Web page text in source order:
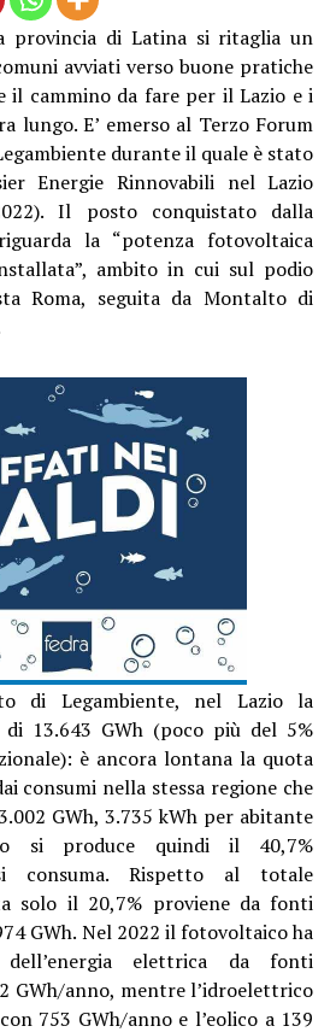
provincia di Latina si ritaglia un
avviati verso buone pratiche
il cammino da fare per il Lazio e i
lungo. E’ emerso al Terzo Forum
durante il quale è stato
Energie Rinnovabili nel Lazio
Il posto conquistato dalla
la “potenza fotovoltaica
ambito in cui sul podio
Roma, seguita da Montalto di
di Legambiente, nel Lazio la
13.643 GWh (poco più del 5%
è ancora lontana la quota
consumi nella stessa regione che
GWh, 3.735 kWh per abitante
si produce quindi il 40,7%
consuma. Rispetto al totale
solo il 20,7% proviene da fonti
GWh. Nel 2022 il fotovoltaico ha
elettrica da fonti
GWh/anno, mentre l’idroelettrico
753 GWh/anno e l’eolico a 139